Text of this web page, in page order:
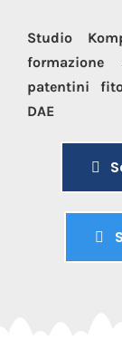
Studio
formazione
patentini
DAE